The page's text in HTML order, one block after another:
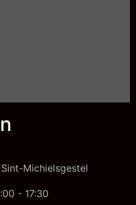
Michielsgestel
- 17:30